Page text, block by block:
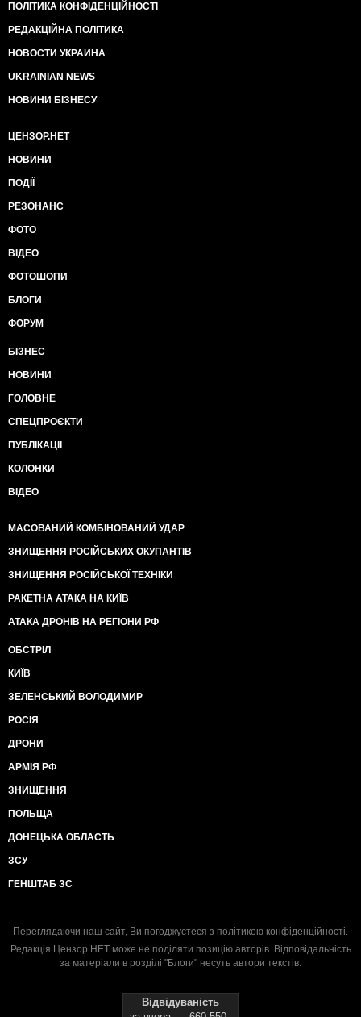
ПОЛІТИКА КОНФІДЕНЦІЙНОСТІ
РЕДАКЦІЙНА ПОЛІТИКА
НОВОСТИ УКРАИНА
UKRAINIAN NEWS
НОВИНИ БІЗНЕСУ
ЦЕНЗОР.НЕТ
НОВИНИ
ПОДІЇ
РЕЗОНАНС
ФОТО
ВІДЕО
ФОТОШОПИ
БЛОГИ
ФОРУМ
БІЗНЕС
НОВИНИ
ГОЛОВНЕ
СПЕЦПРОЄКТИ
ПУБЛІКАЦІЇ
КОЛОНКИ
ВІДЕО
МАСОВАНИЙ КОМБІНОВАНИЙ УДАР
ЗНИЩЕННЯ РОСІЙСЬКИХ ОКУПАНТІВ
ЗНИЩЕННЯ РОСІЙСЬКОЇ ТЕХНІКИ
РАКЕТНА АТАКА НА КИЇВ
АТАКА ДРОНІВ НА РЕГІОНИ РФ
ОБСТРІЛ
КИЇВ
ЗЕЛЕНСЬКИЙ ВОЛОДИМИР
РОСІЯ
ДРОНИ
АРМІЯ РФ
ЗНИЩЕННЯ
ПОЛЬЩА
ДОНЕЦЬКА ОБЛАСТЬ
ЗСУ
ГЕНШТАБ ЗС
Переглядаючи наш сайт, Ви погоджуєтеся з політикою конфіденційності.
Редакція Цензор.НЕТ може не поділяти позицію авторів. Відповідальність
за матеріали в розділі "Блоги" несуть автори текстів.
Відвідуваність